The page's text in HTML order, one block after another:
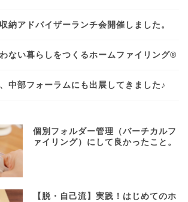
納アドバイザーランチ会開催しました。
ない暮らしをつくるホームファイリング®
中部フォーラムにも出展してきました♪
個別フォルダー管理（バーチカルフ
ァイリング）にして良かったこと。
【脱・自己流】実践！はじめてのホ